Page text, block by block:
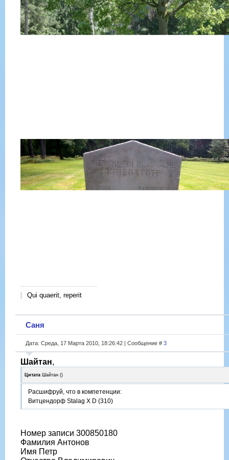
Qui quaerit, reperit
Саня
Дата: Среда, 17 Марта 2010, 18:26:42 | Сообщение # 3
Шайтан,
Цитата Шайтан ()
Расшифруй, что в компетенции:
Витцендорф Stalag X D (310)
Номер записи 300850180
Фамилия Антонов
Имя Петр